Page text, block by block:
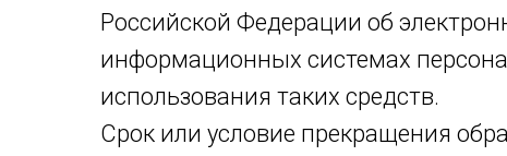
Российской Федерации об
информационных системах
использования таких средств.
Срок или условие прекращения